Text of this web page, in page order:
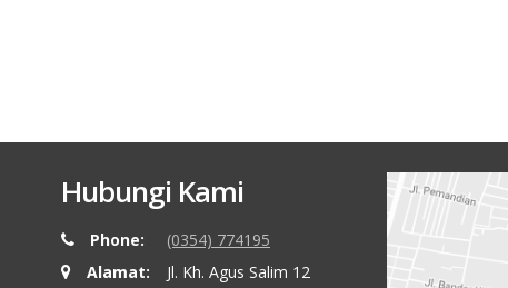
Hubungi Kami
Phone:
(0354) 774195
Alamat:
Jl. Kh. Agus Salim 12